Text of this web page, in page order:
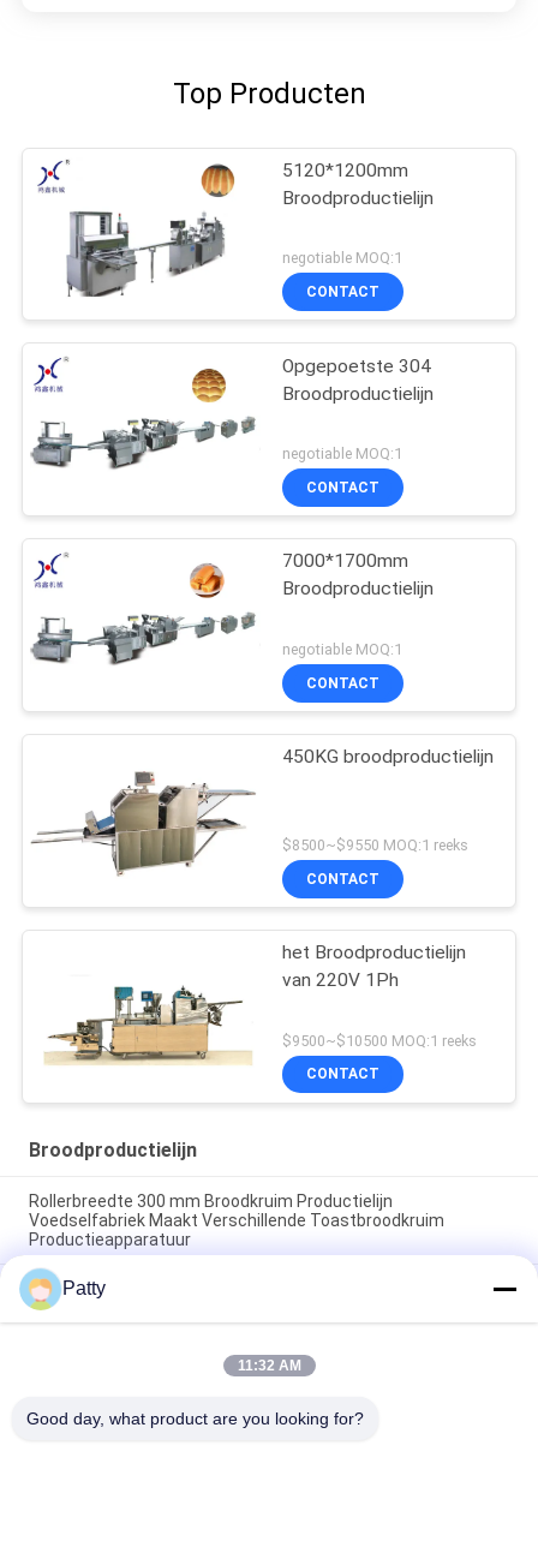
Top Producten
5120*1200mm
Broodproductielijn
negotiable MOQ:1
CONTACT
Opgepoetste 304
Broodproductielijn
negotiable MOQ:1
CONTACT
7000*1700mm
Broodproductielijn
negotiable MOQ:1
CONTACT
450KG broodproductielijn
$8500~$9550 MOQ:1 reeks
CONTACT
het Broodproductielijn
van 220V 1Ph
$9500~$10500 MOQ:1 reeks
CONTACT
Broodproductielijn
Rollerbreedte 300 mm Broodkruim Productielijn
Voedselfabriek Maakt Verschillende Toastbroodkruim
Productieapparatuur
Het tekenen van een broodproductielijn met een aanpasbare
motor en baktemperatuur van 200250 graden Celsius
GeForce luchtkoeling broodproductielijn uitgerust met
combinatiestructuur video die een soepele broodproductie
Patty
11:32 AM
Good day, what product are you looking for?